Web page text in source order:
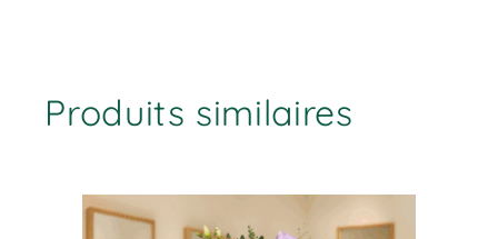
Produits similaires